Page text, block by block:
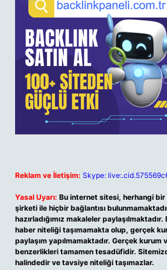
Reklam ve İletişim: Skype:
Yasal Uyarı: Bu internet sitesi, herhangi bir
şirketi ile hiçbir bağlantısı
hazırladığımız makaleler
haber niteliği taşımamakta olup, gerçek
paylaşım yapılmamaktadır. Gerçek kurum
benzerlikleri tamamen tesadüfidir.
halindedir ve tavsiye niteliği taşımazlar.